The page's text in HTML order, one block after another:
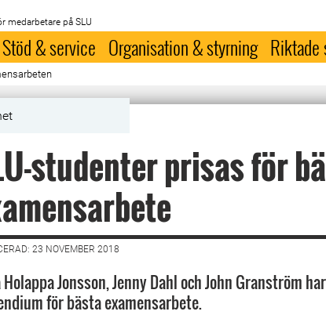
medarbetare på SLU
Stöd & service Organisation & styrning Riktade
studenter prisas för
23 NOVEMBER 2018
Jonsson, Jenny Dahl och John Granström
för bästa examensarbete.